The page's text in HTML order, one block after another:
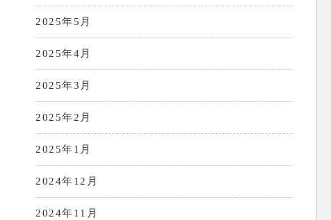
2025年5月
2025年4月
2025年3月
2025年2月
2025年1月
2024年12月
2024年11月